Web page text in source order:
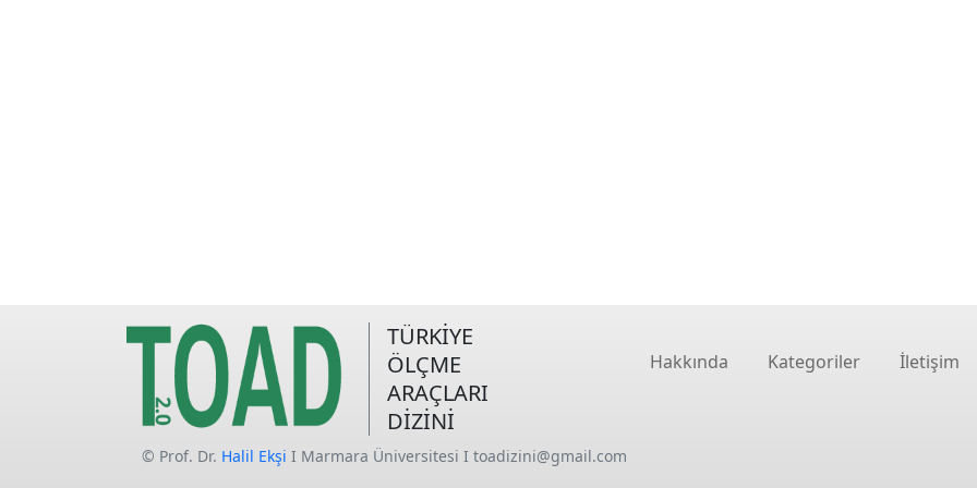
TÜRKİYE
ÖLÇME
ARAÇLARI
DİZİNİ
Hakkında Kategoriler İletişim
© Prof. Dr. Halil Ekşi I Marmara Üniversitesi I toadizini@gmail.com